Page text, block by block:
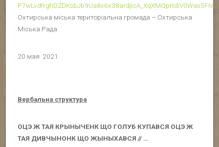
Охтирська міська територіальна громада – Охтирська
Міська Рада
20 мая 2021.
Вербальна структура
ОЦЭ Ж ТАЯ КРЫНЫЧЕНК ЩО ГОЛУБ КУПАВСЯ ОЦЭ Ж
ТАЯ ДИВЧЫНОНК ЩО ЖЫНЫХАВСЯ // …